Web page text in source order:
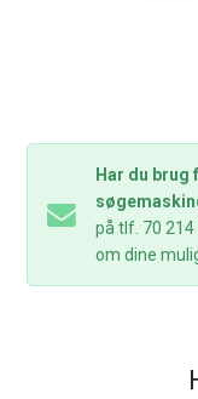
Har du brug
på tlf. 70
om dine